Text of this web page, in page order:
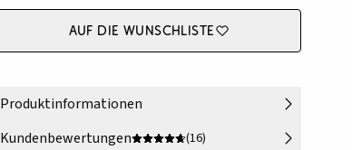
Auf die Wunschliste
Produktinformationen
Kundenbewertungen
(16)